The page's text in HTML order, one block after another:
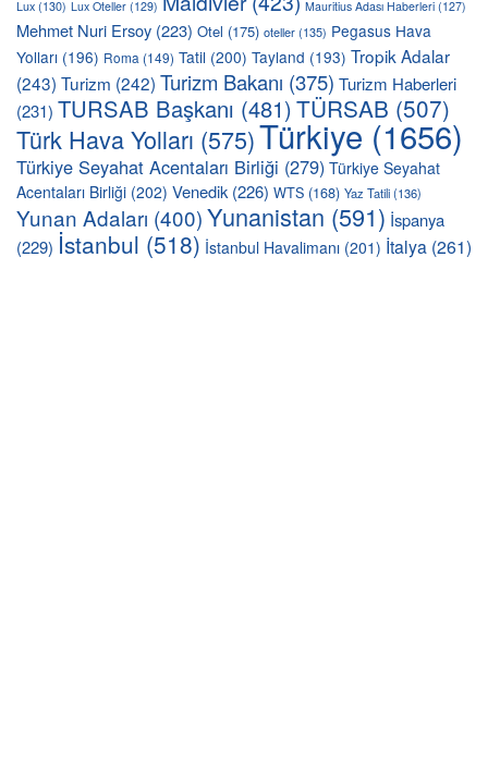
Lux (130) Lux Oteller (129) Mauritius Adası Haberleri (127)
Mehmet Nuri Ersoy (223) Otel (175) oteller(135) Pegasus Hava
Yolları (196) Roma (149) Tatil (200) Tayland (193) Tropik Adalar
(243) Turizm (242) Turizm Bakanı (375) Turizm Haberleri
(231) TURSAB Başkanı (481)TÜRSAB (507)
Türk Hava Yolları (575)Türkiye (1656)
Türkiye Seyahat Acentaları Birliği (279) Türkiye Seyahat
Acentaları Birliği (202) Venedik (226) WTS (168) Yaz Tatili(136)
Yunan Adaları (400)Yunanistan (591) İspanya
(229) İstanbul (518) İstanbul Havalimanı (201) İtalya (261)